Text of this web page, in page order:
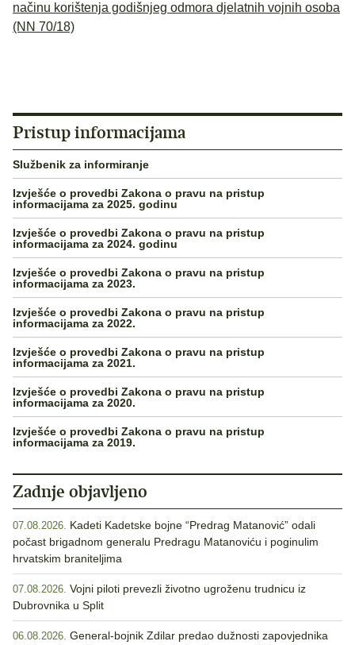
načinu korištenja godišnjeg odmora djelatnih vojnih osoba
(NN 70/18)
Pristup informacijama
Službenik za informiranje
Izvješće o provedbi Zakona o pravu na pristup
informacijama za 2025. godinu
Izvješće o provedbi Zakona o pravu na pristup
informacijama za 2024. godinu
Izvješće o provedbi Zakona o pravu na pristup
informacijama za 2023.
Izvješće o provedbi Zakona o pravu na pristup
informacijama za 2022.
Izvješće o provedbi Zakona o pravu na pristup
informacijama za 2021.
Izvješće o provedbi Zakona o pravu na pristup
informacijama za 2020.
Izvješće o provedbi Zakona o pravu na pristup
informacijama za 2019.
Zadnje objavljeno
07.08.2026. Kadeti Kadetske bojne “Predrag Matanović” odali
počast brigadnom generalu Predragu Matanoviću i poginulim
hrvatskim braniteljima
07.08.2026. Vojni piloti prevezli životno ugroženu trudnicu iz
Dubrovnika u Split
06.08.2026. General-bojnik Zdilar predao dužnosti zapovjednika